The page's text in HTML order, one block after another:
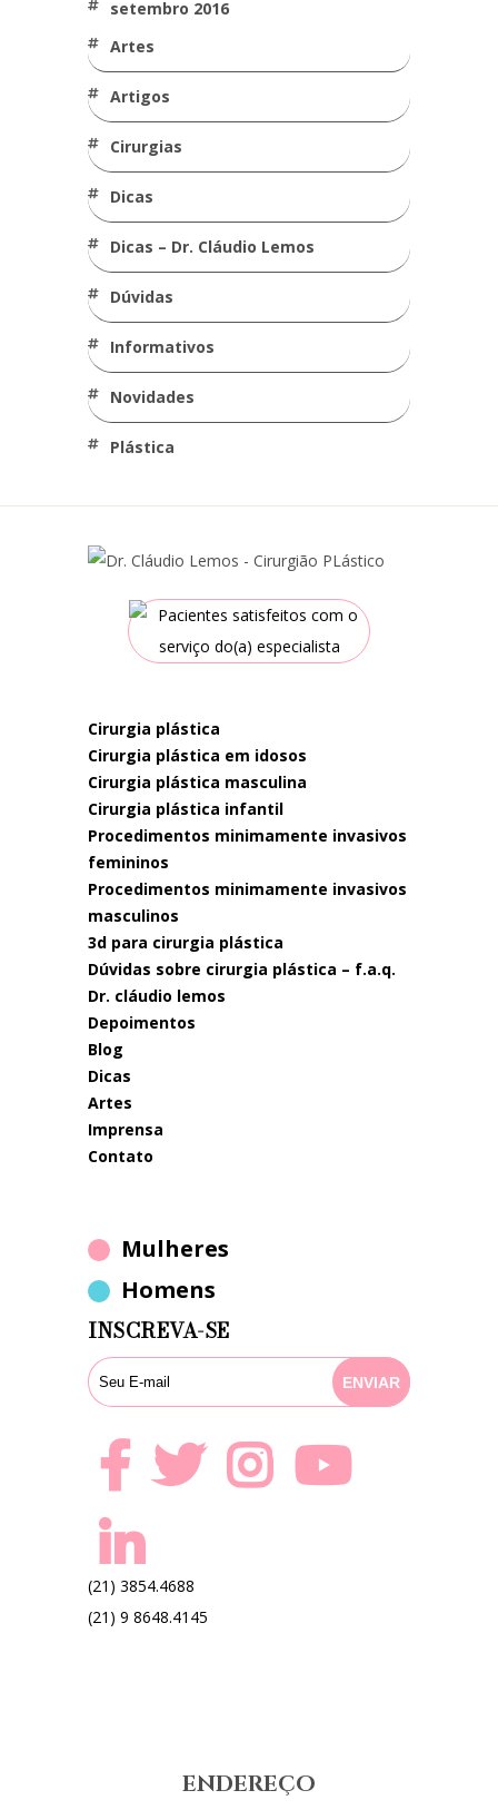
setembro 2016
Artes
Artigos
Cirurgias
Dicas
Dicas – Dr. Cláudio Lemos
Dúvidas
Informativos
Novidades
Plástica
cirurgia plástica
cirurgia plástica em idosos
cirurgia plástica masculina
cirurgia plástica infantil
procedimentos minimamente invasivos
femininos
procedimentos minimamente invasivos
masculinos
3d para cirurgia plástica
dúvidas sobre cirurgia plástica – f.a.q.
dr. cláudio lemos
depoimentos
blog
dicas
artes
imprensa
contato
Mulheres
Homens
INSCREVA-SE
(21) 3854.4688
(21) 9 8648.4145
ENDEREÇO